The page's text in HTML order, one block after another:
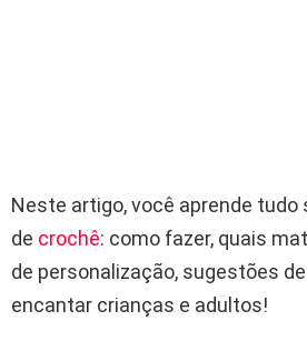
Neste artigo, você aprende tudo
de crochê: como fazer, quais
de personalização, sugestões
encantar crianças e adultos!